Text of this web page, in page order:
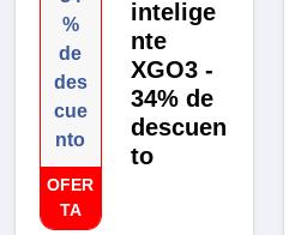
%
de
des
cue
nto
OFER
TA
intelige
nte
XGO3 -
34% de
descuen
to